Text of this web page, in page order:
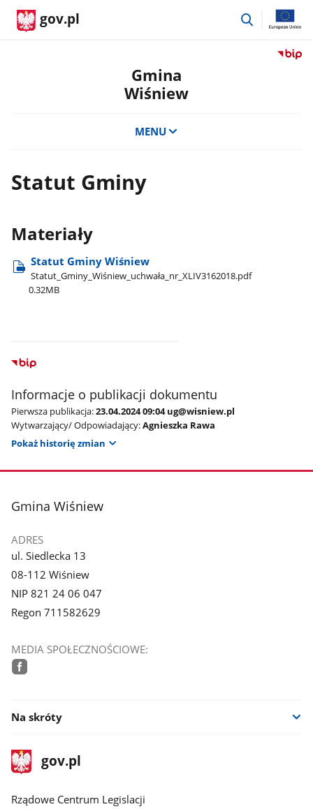
gov.pl
przejdź
Przejdź
Gmina
Wiśniew
MENU
Statut Gminy
Materiały
Statut Gminy Wiśniew
Statut​_Gminy​_Wiśniew​_uchwała​_nr​_XLIV3162018.pdf
0.32MB
Informacje o publikacji dokumentu
Pierwsza publikacja:23.04.2024 09:04 ug@wisniew.pl
Wytwarzający/ Odpowiadający:Agnieszka Rawa
Pokaż historię zmian
stopka
Gmina Wiśniew
ADRES
ul. Siedlecka 13
08-112 Wiśniew
NIP 821 24 06 047
Regon 711582629
MEDIA SPOŁECZNOŚCIOWE:
Na skróty
stopka
gov.plStrona
gov.pl
Rządowe Centrum Legislacji